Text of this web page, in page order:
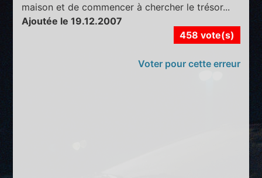
maison et de commencer à chercher le trésor...
Ajoutée le 19.12.2007
458 vote(s)
Voter pour cette erreur